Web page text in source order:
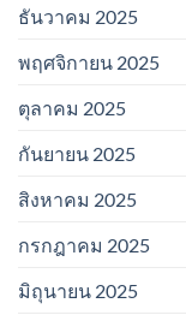
ธันวาคม 2025
พฤศจิกายน 2025
ตุลาคม 2025
กันยายน 2025
สิงหาคม 2025
กรกฎาคม 2025
มิถุนายน 2025